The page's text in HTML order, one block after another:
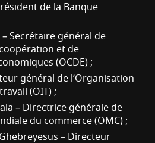
de la Banque
Secrétaire général de
et de
(OCDE) ;
général de l’Organisation
(OIT) ;
– Directrice générale de
du commerce (OMC) ;
– Directeur